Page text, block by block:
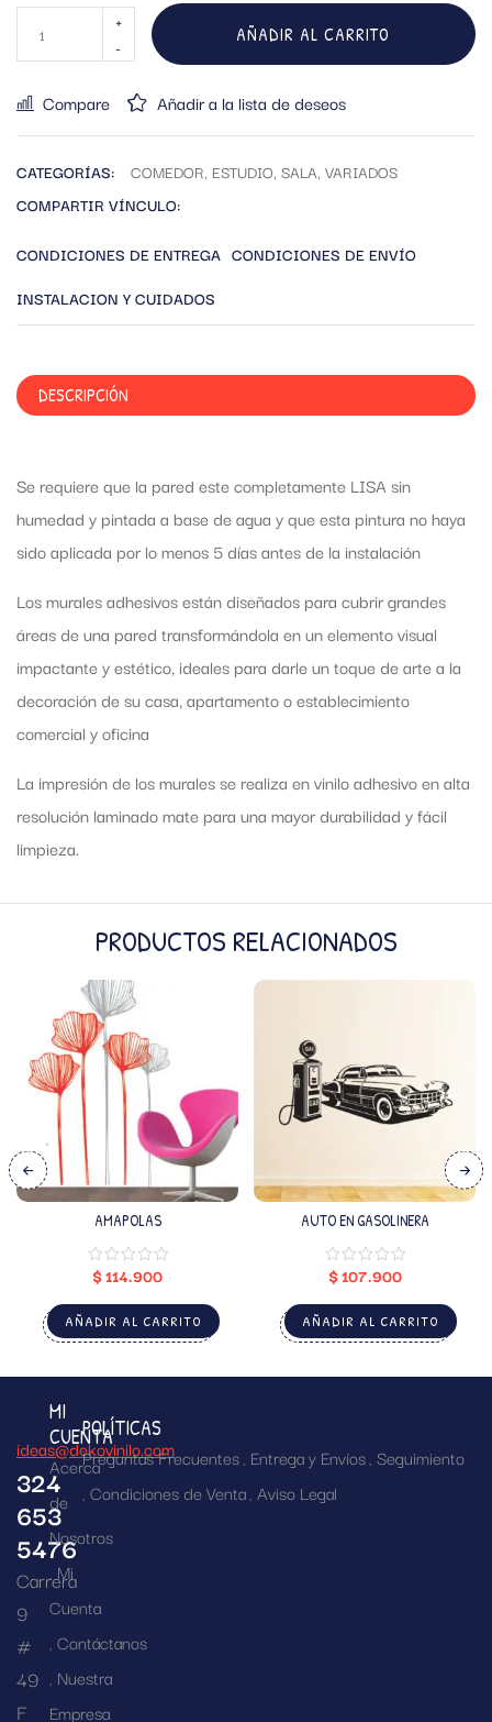
AÑADIR AL CARRITO
Compare Añadir a la lista de deseos
CATEGORÍAS: COMEDOR, ESTUDIO, SALA, VARIADOS
COMPARTIR VÍNCULO:
CONDICIONES DE ENTREGA CONDICIONES DE ENVÍO
INSTALACION Y CUIDADOS
DESCRIPCIÓN
Se requiere que la pared este completamente LISA sin
humedad y pintada a base de agua y que esta pintura no haya
sido aplicada por lo menos 5 días antes de la instalación
Los murales adhesivos están diseñados para cubrir grandes
áreas de una pared transformándola en un elemento visual
impactante y estético, ideales para darle un toque de arte a la
decoración de su casa, apartamento o establecimiento
comercial y oficina
La impresión de los murales se realiza en vinilo adhesivo en alta
resolución laminado mate para una mayor durabilidad y fácil
limpieza.
PRODUCTOS RELACIONADOS
AMAPOLAS
$114.900
AÑADIR AL CARRITO
AUTO EN GASOLINERA
$107.900
AÑADIR AL CARRITO
ideas@dekovinilo.com
324
653
5476
Carrera
9
#
49
F
MI
CUENTA
Acerca
de
Nosotros
Mi
Cuenta
Contáctanos
Nuestra
Empresa
POLÍTICAS
Preguntas Frecuentes Entrega y Envíos Seguimiento
Condiciones de Venta Aviso Legal